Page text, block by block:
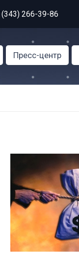
(343) 266-39-86
Пресс-центр